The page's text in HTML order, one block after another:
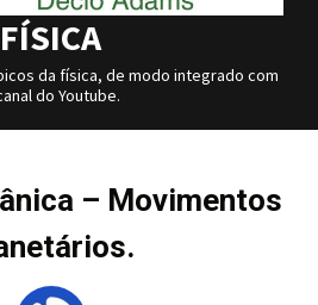
FÍSICA
da física, de modo integrado com
do Youtube.
– Movimentos